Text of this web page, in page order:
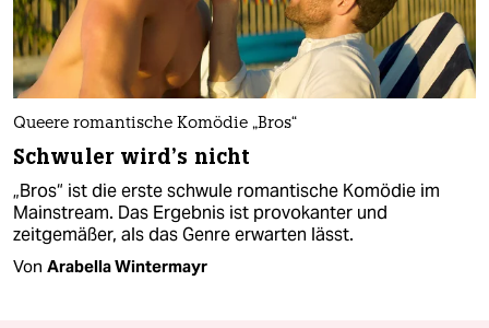
Queere romantische Komödie „Bros“
Schwuler wird’s nicht
„Bros“ ist die erste schwule romantische Komödie im
Mainstream. Das Ergebnis ist provokanter und
zeitgemäßer, als das Genre erwarten lässt.
Von Arabella Wintermayr